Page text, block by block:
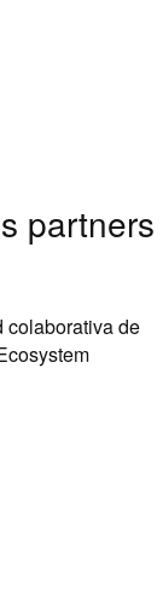
partners
colaborativa de